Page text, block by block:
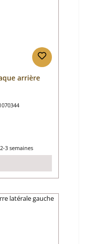
arrière
:
3 semaines